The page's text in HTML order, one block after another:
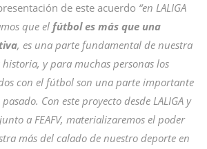
de este acuerdo “en LALIGA
que el fútbol es más que una
, es una parte fundamental de nuestra
y para muchas personas los
con el fútbol son una parte importante
Con este proyecto desde LALIGA y
a FEAFV, materializaremos el poder
más del calado de nuestro deporte en